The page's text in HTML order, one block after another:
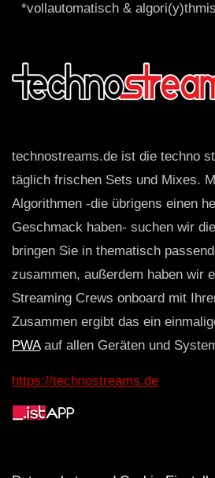
*vollautomatisch &
technostreams.de ist die techno
täglich frischen Sets und Mixes.
Algorithmen -die übrigens einen
Geschmack haben- suchen wir
bringen Sie in thematisch
zusammen, außerdem haben wir
Streaming Crews onboard mit
Zusammen ergibt das ein
PWAauf allen Geräten und
https://technostreams.de